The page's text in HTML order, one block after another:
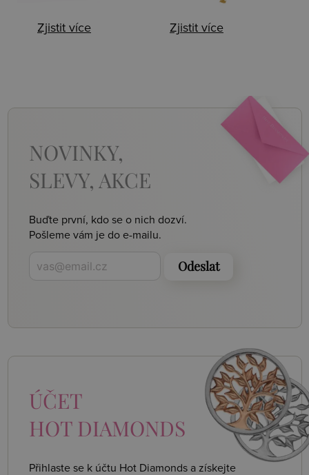
Zjistit více Zjistit více
NOVINKY,
SLEVY, AKCE
Buďte první, kdo se o nich dozví.
Pošleme vám je do e-mailu.
Odeslat
ÚČET
HOT DIAMONDS
Přihlaste se k účtu Hot Diamonds a získejte